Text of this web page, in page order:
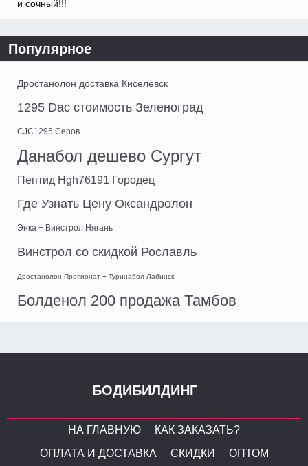
и сочный!!!
Популярное
Дростанолон доставка Киселевск
1295 Dac стоимость Зеленоград
CJC1295 Серов
Данабол дешево Сургут
Пептид Hgh76191 Городец
Где Узнать Цену Оксандролон
Энка + Винстрол Нягань
Винстрол со скидкой Рославль
Дростанолон Пропионат + Туринабол Лабинск
Болденол 200 продажа Тамбов
БОДИБИЛДИНГ
НА ГЛАВНУЮ
КАК ЗАКАЗАТЬ?
ОПЛАТА И ДОСТАВКА
СКИДКИ ОПТОМ